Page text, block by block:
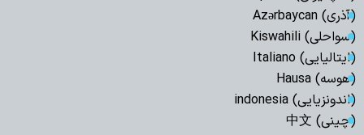
(آذری) Azərbaycan
(سواحلی) Kiswahili
(ایتالیایی) Italiano
(هوسه) Hausa
(اندونزیایی) indonesia
(چینی) 中文